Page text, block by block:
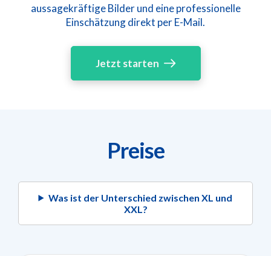
aussagekräftige Bilder und eine professionelle
Einschätzung direkt per E-Mail.
Jetzt starten
Preise
Was ist der Unterschied zwischen XL und
XXL?